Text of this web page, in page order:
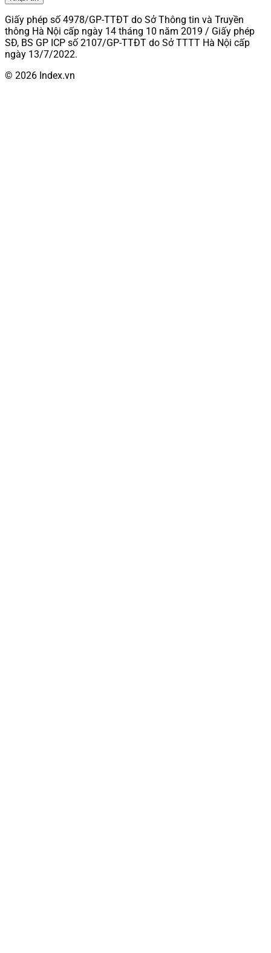
Giấy phép số 4978/GP-TTĐT do Sở Thông tin và Truyền
thông Hà Nội cấp ngày 14 tháng 10 năm 2019 / Giấy phép
SĐ, BS GP ICP số 2107/GP-TTĐT do Sở TTTT Hà Nội cấp
ngày 13/7/2022.
© 2026 Index.vn